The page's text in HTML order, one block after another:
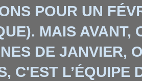
POUR UN
MAIS AVANT,
DE JANVIER,
C'EST L’ÉQUIPE